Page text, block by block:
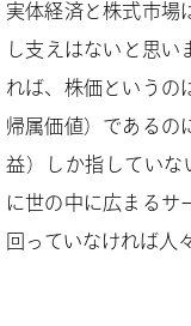
実体経済と株式市場
し支えはないと思い
れば、株価というの
帰属価値）であるの
益）しか指していな
に世の中に広まるサ
回っていなければ人